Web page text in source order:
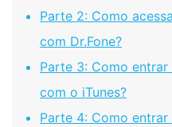
Parte 2: Como
com Dr.Fone?
Parte 3: Como
com o iTunes?
Parte 4: Como